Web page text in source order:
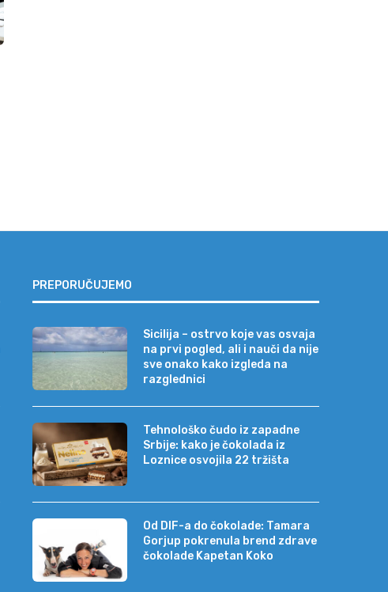
PREPORUČUJEMO
Sicilija – ostrvo koje vas osvaja
na prvi pogled, ali i nauči da nije
sve onako kako izgleda na
razglednici
Tehnološko čudo iz zapadne
Srbije: kako je čokolada iz
Loznice osvojila 22 tržišta
Od DIF-a do čokolade: Tamara
Gorjup pokrenula brend zdrave
čokolade Kapetan Koko